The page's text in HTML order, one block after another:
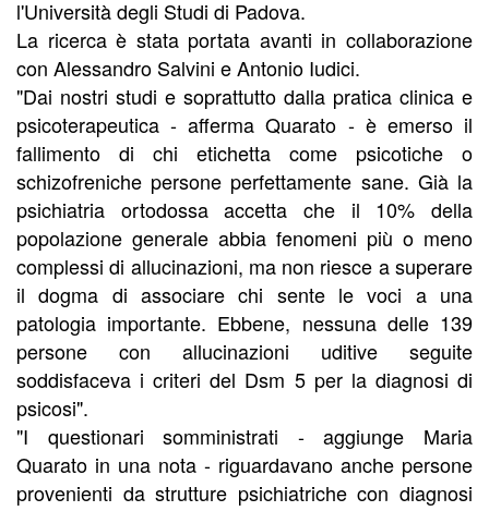
l'Università degli Studi di Padova.
La ricerca è stata portata avanti in collaborazione
con Alessandro Salvini e Antonio Iudici.
"Dai nostri studi e soprattutto dalla pratica clinica e
psicoterapeutica - afferma Quarato - è emerso il
fallimento di chi etichetta come psicotiche o
schizofreniche persone perfettamente sane. Già la
psichiatria ortodossa accetta che il 10% della
popolazione generale abbia fenomeni più o meno
complessi di allucinazioni, ma non riesce a superare
il dogma di associare chi sente le voci a una
patologia importante. Ebbene, nessuna delle 139
persone con allucinazioni uditive seguite
soddisfaceva i criteri del Dsm 5 per la diagnosi di
psicosi".
"I questionari somministrati - aggiunge Maria
Quarato in una nota - riguardavano anche persone
provenienti da strutture psichiatriche con diagnosi